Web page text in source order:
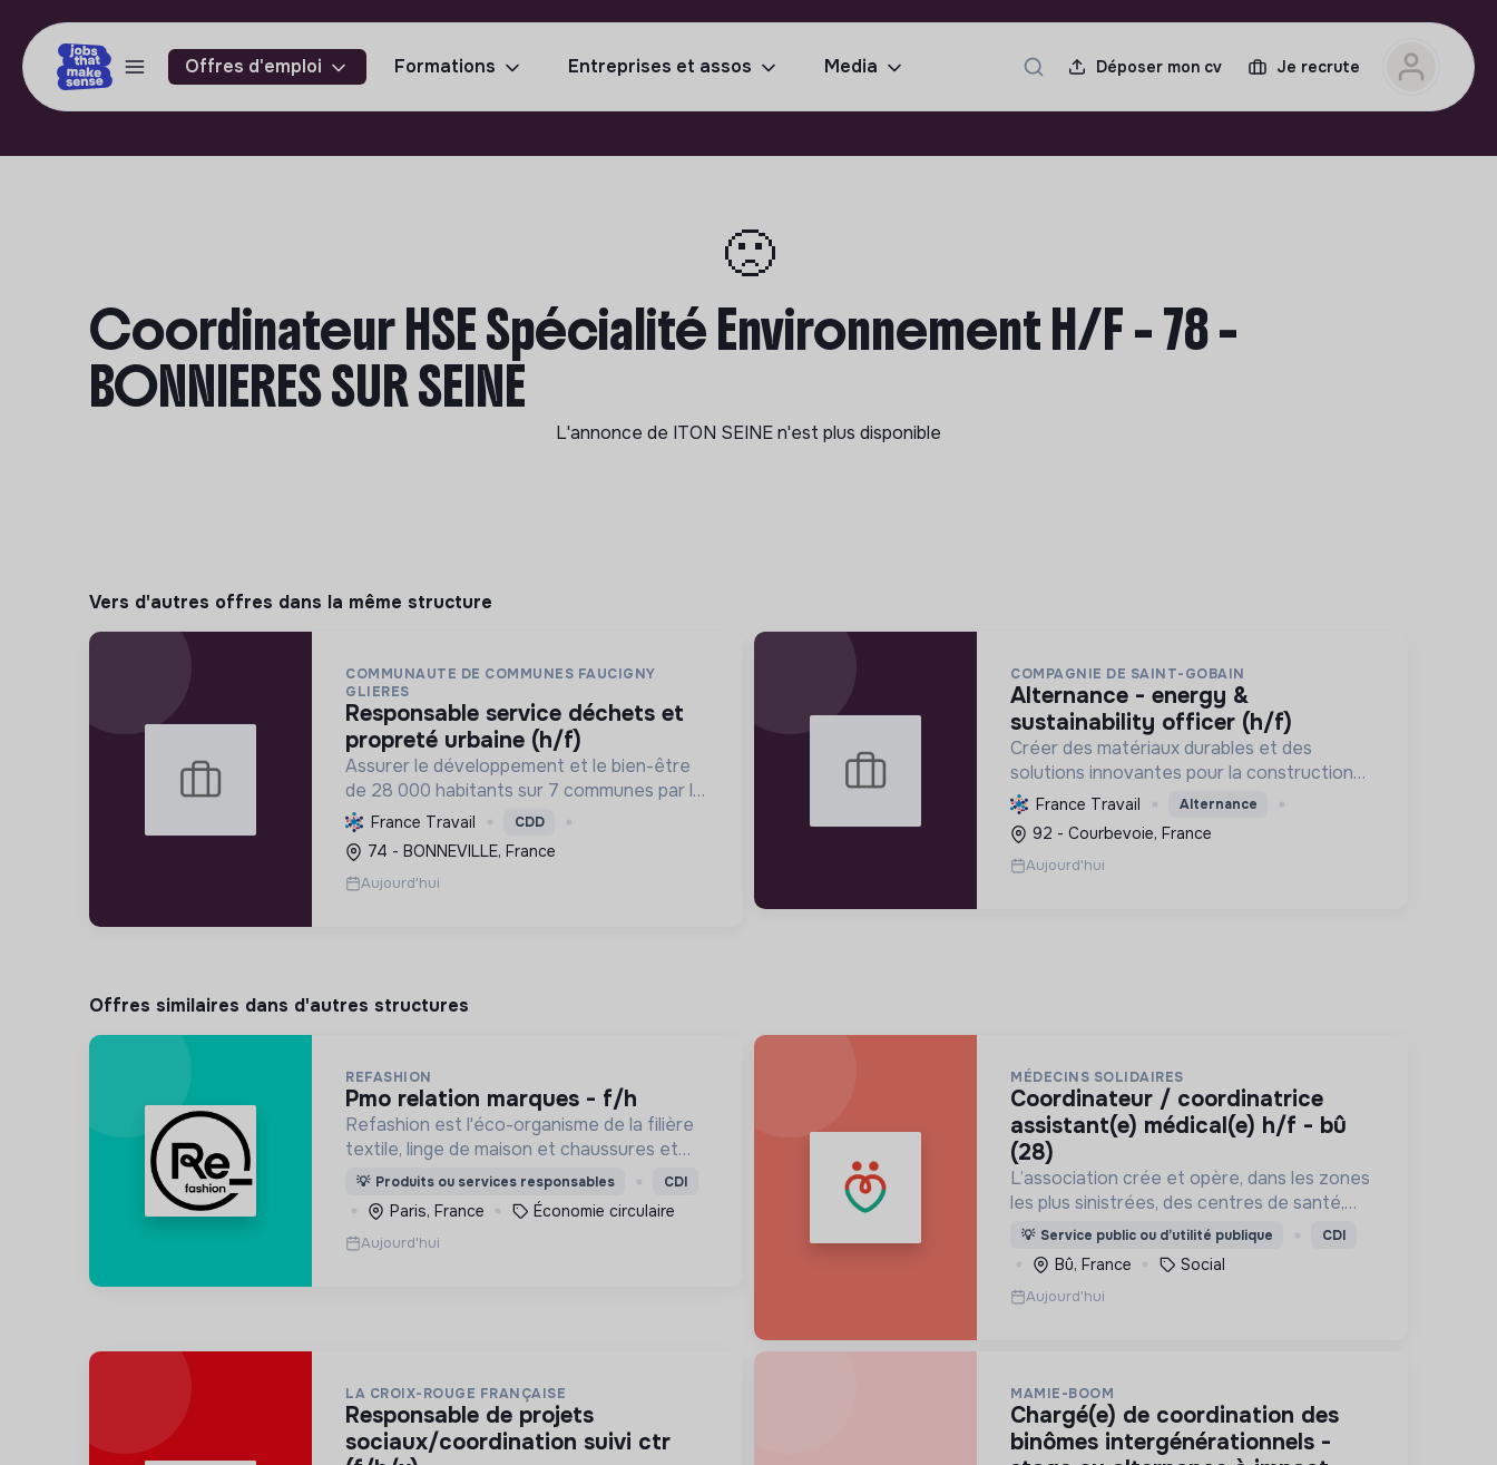
Offres d'emploi Formations Entreprises et assos Media Déposer mon cv Je recrute
🙁
Coordinateur HSE Spécialité Environnement H/F - 78 -
BONNIERES SUR SEINE
L'annonce de ITON SEINEn'est plus disponible
Vers d'autres offres dans la même structure
COMMUNAUTE DE COMMUNES FAUCIGNY
GLIERES
responsable service déchets et
propreté urbaine (h/f)
Assurer le développement et le bien-être
de 28 000 habitants sur 7 communes par la
gestion des services publics, l'économie,
l'environnement et la cohésion sociale, en
favorisant les transitions écolo...
France Travail CDD
74 - BONNEVILLE, France
Aujourd'hui
COMPAGNIE DE SAINT-GOBAIN
alternance - energy &
sustainability officer (h/f)
Créer des matériaux durables et des
solutions innovantes pour la construction
et l'industrie, en menant la transition
écologique et sociale vers un futur bas
carbone et inclusif.
France Travail Alternance
92 - Courbevoie, France
Aujourd'hui
Offres similaires dans d'autres structures
REFASHION
pmo relation marques - f/h
Refashion est l'éco-organisme de la filière
textile, linge de maison et chaussures et
une entreprise privée à but non lucratif,
agréée, depuis 2009, par le Ministère de la
Transition écologique.
💡 Produits ou services responsables CDI
Paris, France Économie circulaire
Aujourd'hui
MÉDECINS SOLIDAIRES
coordinateur / coordinatrice
assistant(e) médical(e) h/f - bû
(28)
L’association crée et opère, dans les zones
les plus sinistrées, des centres de santé,
permettant aux populations de retrouver
une porte à laquelle frapper lorsque le
besoin médical survient.
💡 Service public ou d’utilité publique CDI
Bû, France Social
Aujourd'hui
LA CROIX-ROUGE FRANÇAISE
responsable de projets
sociaux/coordination suivi ctr
MAMIE-BOOM
chargé(e) de coordination des
binômes intergénérationnels -